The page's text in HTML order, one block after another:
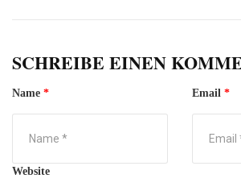
SCHREIBE EINEN
Name * Email *
Website